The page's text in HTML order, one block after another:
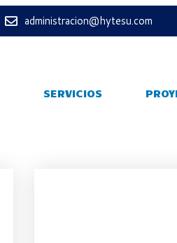
administracion@hytesu.com
SERVICIOS